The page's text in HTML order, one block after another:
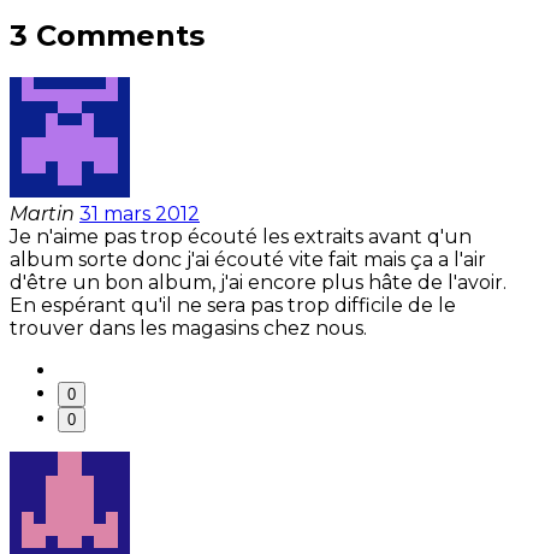
3 Comments
Martin 31 mars 2012
Je n'aime pas trop écouté les extraits avant q'un
album sorte donc j'ai écouté vite fait mais ça a l'air
d'être un bon album, j'ai encore plus hâte de l'avoir.
En espérant qu'il ne sera pas trop difficile de le
trouver dans les magasins chez nous.
0
0